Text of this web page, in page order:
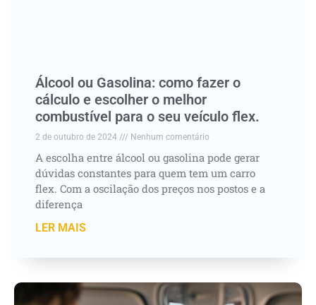
Álcool ou Gasolina: como fazer o
cálculo e escolher o melhor
combustível para o seu veículo flex.
2 de outubro de 2024 Nenhum comentário
A escolha entre álcool ou gasolina pode gerar
dúvidas constantes para quem tem um carro
flex. Com a oscilação dos preços nos postos e a
diferença
LER MAIS